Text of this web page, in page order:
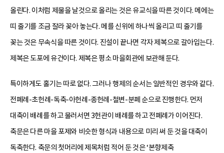
올린다. 이처럼 제물을 날것으로 올리는 것은 유교식을 따른 것이다. 메에는
띠 줄기를 조금 잘라 꽂아 놓는다. 메를 신위에 하나씩 올리고 띠 줄기를
꽂는 것은 무속식을 따른 것이다. 진설이 끝나면 각자 제복으로 갈아입는다.
제복은 도포에 유건이다. 제복은 평소 마을회관에 보관해 둔다.
특이하게도 홀기는 따로 없다. 그러나 행제의 순서는 일반적인 경우와 같다.
전폐례-초헌례-독축-아헌례-종헌례-철변-분폐 순으로 진행한다. 먼저
대축이 배례를 하고 물러서면 3헌관이 배례를 하고 전폐례가 이어진다.
축문은 다른 마을 포제와 비슷한 형식과 내용으로 미리 써 둔 것을 대축이
독축한다. 축문의 첫머리에 제목처럼 적어 둔 것은 ‘본향제축